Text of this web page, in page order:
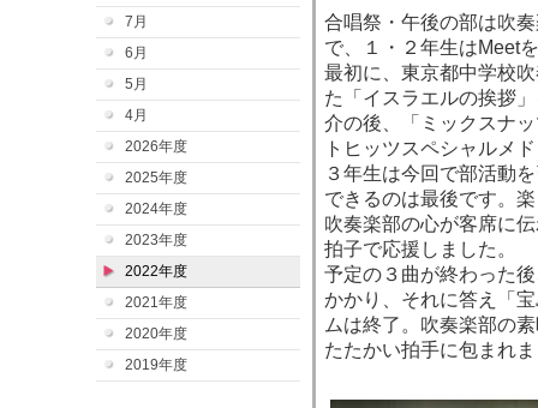
7月
6月
5月
4月
2026年度
2025年度
2024年度
2023年度
2022年度
2021年度
2020年度
2019年度
合唱祭・午後の部は吹
で、１・２年生はMeet
最初に、東京都中学校
た「イスラエルの挨拶
介の後、「ミックスナ
トヒッツスペシャルメ
３年生は今回で部活動
できるのは最後です。
吹奏楽部の心が客席に
拍子で応援しました。
予定の３曲が終わった
かかり、それに答え「
ムは終了。吹奏楽部の
たたかい拍手に包まれ